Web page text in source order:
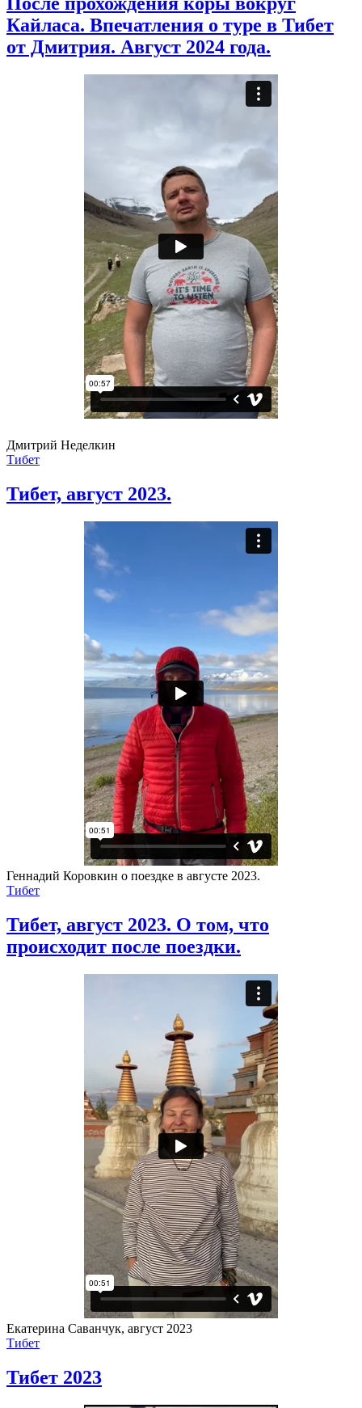
Кайласа. Впечатления о туре в Тибет
от Дмитрия. Август 2024 года.
Дмитрий Неделкин
Тибет
Тибет, август 2023.
Геннадий Коровкин о поездке в августе 2023.
Тибет
Тибет, август 2023. О том, что
происходит после поездки.
Екатерина Саванчук, август 2023
Тибет
Тибет 2023